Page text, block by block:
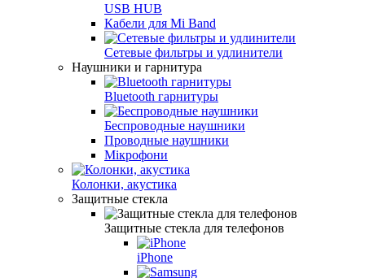
USB HUB
Кабели для Mi Band
Сетевые фильтры и удлинители
Наушники и гарнитура
Bluetooth гарнитуры
Беспроводные наушники
Проводные наушники
Мікрофони
Колонки, акустика
Защитные стекла
Защитные стекла для телефонов
iPhone